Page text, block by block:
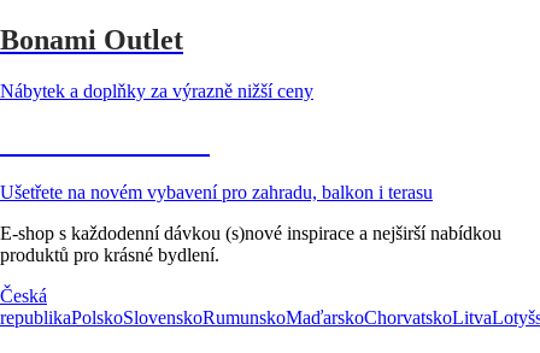
Bonami Outlet
Nábytek a doplňky za výrazně nižší ceny
Ušetřete na novém vybavení pro zahradu, balkon i terasu
E-shop s každodenní dávkou (s)nové inspirace a nejširší nabídkou
produktů pro krásné bydlení.
Česká
republikaPolskoSlovenskoRumunskoMaďarskoChorvatskoLitva